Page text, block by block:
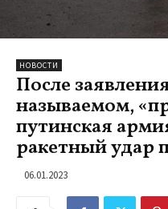
НОВОСТИ
После
называемом,
путинская
ракетный удар
06.01.2023